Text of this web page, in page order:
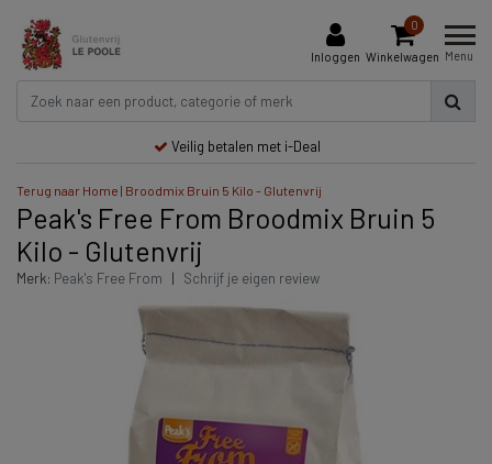
Inloggen
0
Winkelwagen Menu
Veilig betalen met i-Deal
Terug naar Home | Broodmix Bruin 5 Kilo - Glutenvrij
Peak's Free From Broodmix Bruin 5
Kilo - Glutenvrij
Merk: Peak's Free From | Schrijf je eigen review